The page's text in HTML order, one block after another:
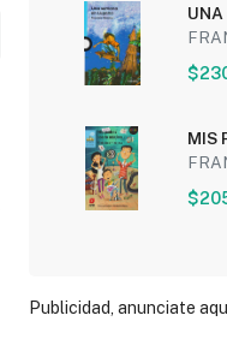
UNA
MIS
Publicidad, anunciate